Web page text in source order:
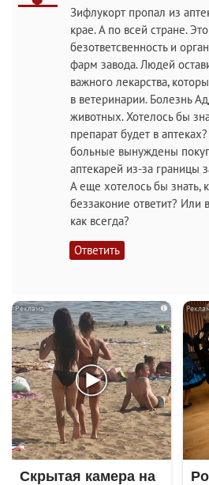
Зифлукорт пропал из
крае. А по всей стране.
безответсвенность и
фарм завода. Людей
важного лекарства,
в ветеринарии. Болезнь
животных. Хотелось бы
препарат будет в
больные вынуждены
аптекарей из-за границы
А еще хотелось бы знать,
беззаконие ответит? Или
как всегда?
Ответить
i
Скрытая камера на